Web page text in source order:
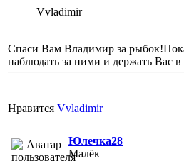
Vvladimir
Спаси Вам Владимир за
наблюдать за ними и держать Вас в
Нравится Vvladimir
Юлечка28
Малёк